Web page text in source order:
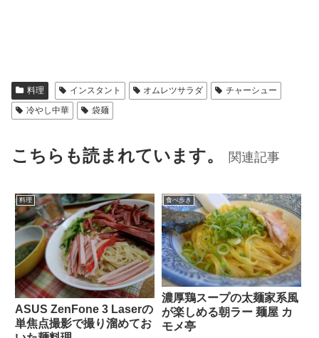
料理 インスタント オムレツサラダ
チャーシュー
冷やし中華
袋麺
こちらも読まれています。 関連記事
料理
ASUS ZenFone 3 Laserの
単焦点撮影で撮り溜めてお
食べ歩き
濃厚鶏スープの太麺家系風
が楽しめる朝ラー 麺屋 カ
モメ亭